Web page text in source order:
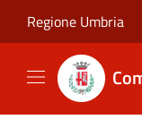
Regione Umbria